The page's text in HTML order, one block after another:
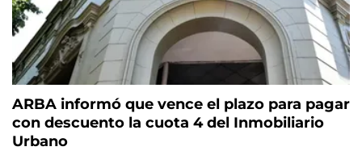
ARBA informó que vence el plazo para pagar
con descuento la cuota 4 del Inmobiliario
Urbano